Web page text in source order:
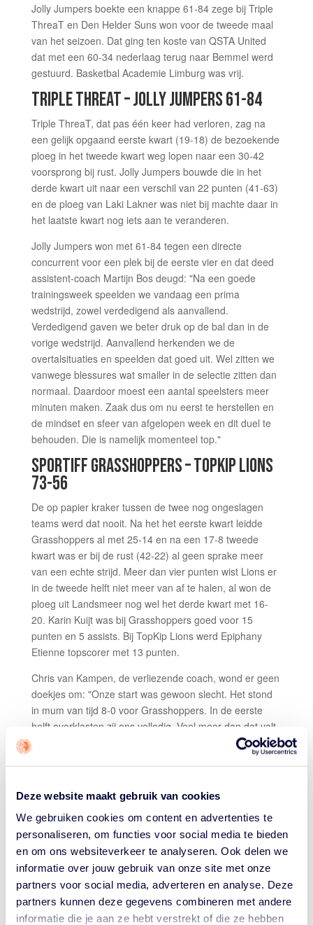
Deze website maakt gebruik van cookies
We gebruiken cookies om content en advertenties te
personaliseren, om functies voor social media te bieden
en om ons websiteverkeer te analyseren. Ook delen we
informatie over jouw gebruik van onze site met onze
partners voor social media, adverteren en analyse. Deze
partners kunnen deze gegevens combineren met andere
informatie die je aan ze hebt verstrekt of die ze hebben
Jolly Jumpers boekte een knappe 61-84 zege bij Triple
ThreaT en Den Helder Suns won voor de tweede maal
van het seizoen. Dat ging ten koste van QSTA United
dat met een 60-34 nederlaag terug naar Bemmel werd
gestuurd. Basketbal Academie Limburg was vrij.
TRIPLE THREAT – JOLLY JUMPERS 61-84
Triple ThreaT, dat pas één keer had verloren, zag na
een gelijk opgaand eerste kwart (19-18) de bezoekende
ploeg in het tweede kwart weg lopen naar een 30-42
voorsprong bij rust. Jolly Jumpers bouwde die in het
derde kwart uit naar een verschil van 22 punten (41-63)
en de ploeg van Laki Lakner was niet bij machte daar in
het laatste kwart nog iets aan te veranderen.
Jolly Jumpers won met 61-84 tegen een directe
concurrent voor een plek bij de eerste vier en dat deed
assistent-coach Martijn Bos deugd: "Na een goede
trainingsweek speelden we vandaag een prima
wedstrijd, zowel verdedigend als aanvallend.
Verdedigend gaven we beter druk op de bal dan in de
vorige wedstrijd. Aanvallend herkenden we de
overtalsituaties en speelden dat goed uit. Wel zitten we
vanwege blessures wat smaller in de selectie zitten dan
normaal. Daardoor moest een aantal speelsters meer
minuten maken. Zaak dus om nu eerst te herstellen en
de mindset en sfeer van afgelopen week en dit duel te
behouden. Die is namelijk momenteel top."
SPORTIFF GRASSHOPPERS – TOPKIP LIONS
73-56
De op papier kraker tussen de twee nog ongeslagen
teams werd dat nooit. Na het het eerste kwart leidde
Grasshoppers al met 25-14 en na een 17-8 tweede
kwart was er bij de rust (42-22) al geen sprake meer
van een echte strijd. Meer dan vier punten wist Lions er
in de tweede helft niet meer van af te halen, al won de
ploeg uit Landsmeer nog wel het derde kwart met 16-
20. Karin Kuijt was bij Grasshoppers goed voor 15
punten en 5 assists. Bij TopKip Lions werd Epiphany
Etienne topscorer met 13 punten.
Chris van Kampen, de verliezende coach, wond er geen
doekjes om: "Onze start was gewoon slecht. Het stond
in mum van tijd 8-0 voor Grasshoppers. In de eerste
helft overklasten zij ons volledig. Veel meer dan dat valt
er niet over te zeggen. Ik heb wel aanknopingspunten
gezien, zowel verdedigend als aanvallend, voor de
speelden met te weinig overtuiging, niet met de juiste
tegen de kampioen van vorig seizoen. Misschien wel
goed dat we weer even met beide benen op de grond
staan."
Grasshoppers-coach Axel Gouw had een team met
zelfvertrouwen aan het werk gezien: “Een mooie
overwinning en heel goed geslaagd voor deze test.